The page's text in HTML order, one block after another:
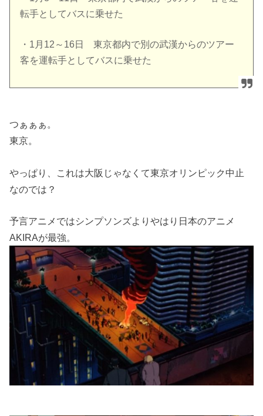
転手としてバスに乗せた
・1月12～16日 東京都内で別の武漢からのツアー
客を運転手としてバスに乗せた
つぁぁぁ。
東京。
やっぱり、これは大阪じゃなくて東京オリンピック中止
なのでは？
予言アニメではシンプソンズよりやはり日本のアニメ
AKIRAが最強。